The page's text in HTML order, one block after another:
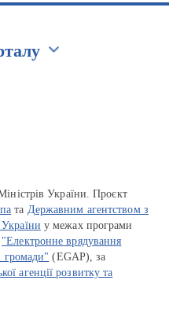
України. Проєкт
та Державним агентством з
у межах програми
"Електронне врядування
громади" (EGAP), за
агенції розвитку та